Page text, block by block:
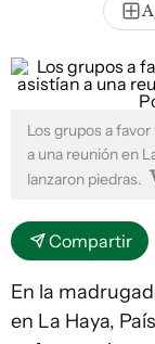
Los grupos a
a una reunión en
lanzaron piedras.
Compartir
En la
en La Haya,